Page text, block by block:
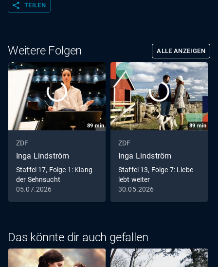
share TEILEN
Weitere Folgen ALLE ANZEIGEN
89min
ZDF
Inga Lindström
Staffel 17, Folge 1: Klang
der Sehnsucht
05.07.2026
89 min
ZDF
Inga Lindström
Staffel 13, Folge 7: Liebe
lebt weiter
30.05.2026
Das könnte dir auch gefallen